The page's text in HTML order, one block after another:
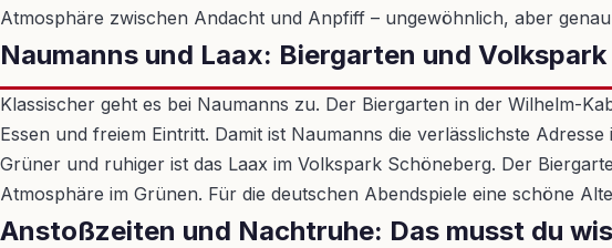
Atmosphäre zwischen Andacht und Anpfiff – ungewöhnlich, aber
Naumanns und Laax: Biergarten und Volkspark
Klassischer geht es bei Naumanns zu. Der Biergarten in der Wilhelm-
Essen und freiem Eintritt. Damit ist Naumanns die verlässlichste
Grüner und ruhiger ist das Laax im Volkspark Schöneberg. Der
Atmosphäre im Grünen. Für die deutschen Abendspiele eine schöne
Anstoßzeiten und Nachtruhe: Das musst du